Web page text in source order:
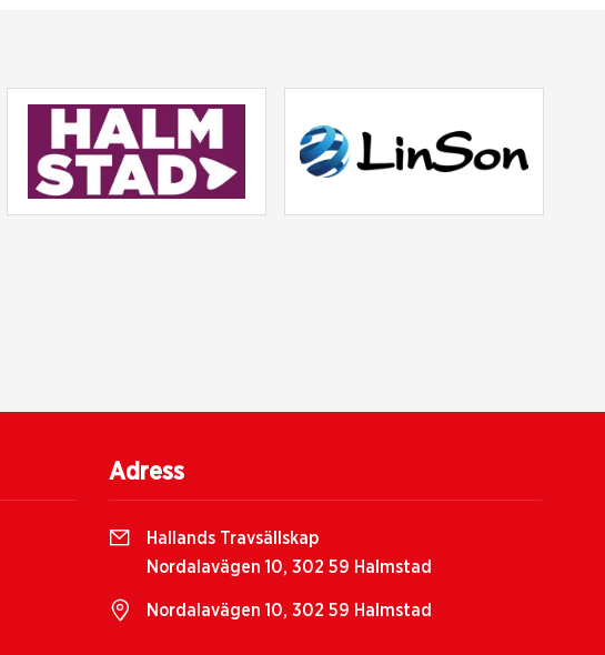
Adress
Hallands Travsällskap
Nordalavägen 10, 302 59 Halmstad
Nordalavägen 10, 302 59 Halmstad